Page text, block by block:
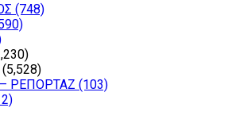
(748)
(5,528)
ΡΕΠΟΡΤΑΖ (103)